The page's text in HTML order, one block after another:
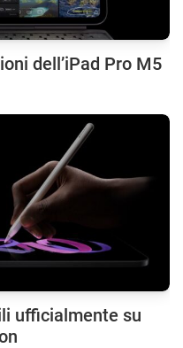
dell’iPad Pro M5
ufficialmente su